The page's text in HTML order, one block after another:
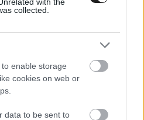
collected.
enable storage
cookies on web or
data to be sent to
állnak
időszakában szeretnénk
ide’, és máris működik.
tennünk az ügy